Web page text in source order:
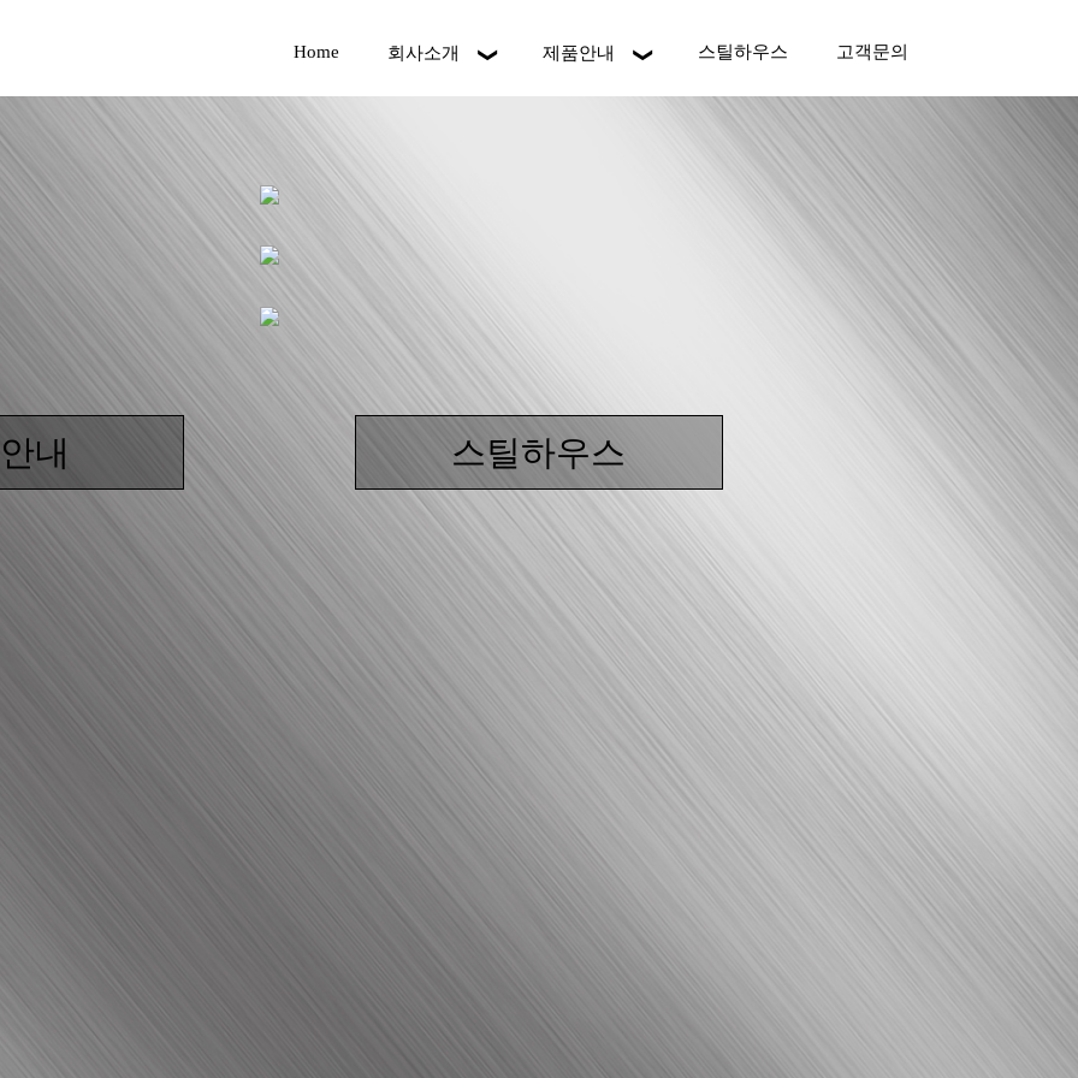
Home 회사소개 제품안내 스틸하우스 고객문의
내 스틸하우스
경기 김포시 양촌읍 삼도공단로 85번길 27-9
Tel : 031-990-4478 | Fax : 031-990-4486